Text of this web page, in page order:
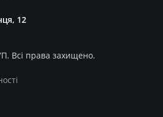
12
Всі права захищено.